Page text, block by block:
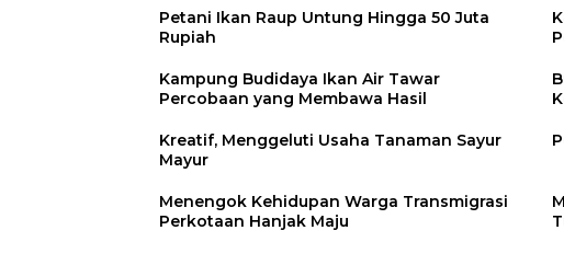
Petani Ikan Raup Untung Hingga 50 Juta
Rupiah
Kampung Budidaya Ikan Air Tawar
Percobaan yang Membawa Hasil
Kreatif, Menggeluti Usaha Tanaman Sayur
Mayur
Menengok Kehidupan Warga Transmigrasi
Perkotaan Hanjak Maju